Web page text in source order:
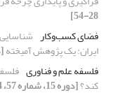
28-54]
فضای کسب‌وکار
ایران: یک پژوهش آمیخته
فلسفه علم و فناوری
کند؟[دوره 15، شماره 57، 1404، صفحه 94-122]